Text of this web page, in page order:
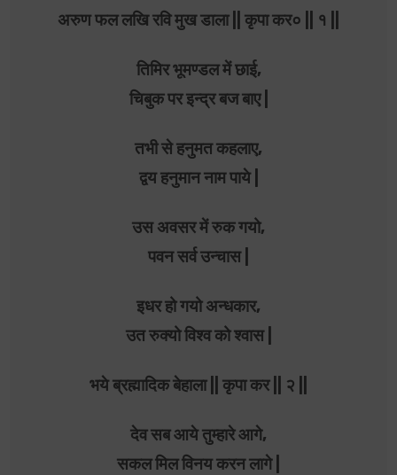
अरुण फल लखि रवि मुख डाला || कृपा कर० || १ ||
तिमिर भूमण्डल में छाई,
चिबुक पर इन्द्र बज बाए |
तभी से हनुमत कहलाए,
द्वय हनुमान नाम पाये |
उस अवसर में रुक गयो,
पवन सर्व उन्चास |
इधर हो गयो अन्धकार,
उत रुक्यो विश्व को श्वास |
भये ब्रह्मादिक बेहाला || कृपा कर || २ ||
देव सब आये तुम्हारे आगे,
सकल मिल विनय करन लागे |